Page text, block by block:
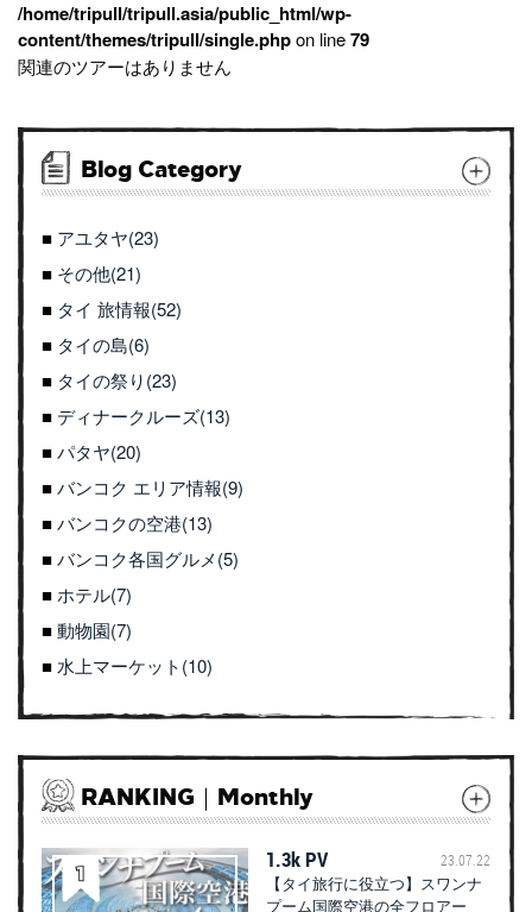
/home/tripull/tripull.asia/public_html/wp-
content/themes/tripull/single.phpon line79
関連のツアーはありません
Blog Category
アユタヤ(23)
その他(21)
タイ 旅情報(52)
タイの島(6)
タイの祭り(23)
ディナークルーズ(13)
パタヤ(20)
バンコク エリア情報(9)
バンコクの空港(13)
バンコク各国グルメ(5)
ホテル(7)
動物園(7)
水上マーケット(10)
RANKING｜Monthly
1.3k PV 23.07.22
【タイ旅行に役立つ】スワンナ
プーム国際空港の全フロアー